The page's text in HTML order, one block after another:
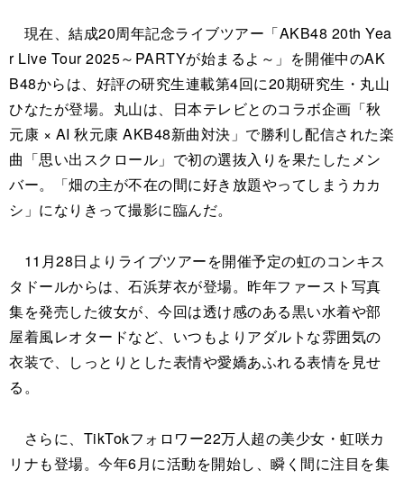
現在、結成20周年記念ライブツアー「AKB48 20th Yea
r Live Tour 2025～PARTYが始まるよ～」を開催中のAK
B48からは、好評の研究生連載第4回に20期研究生・丸山
ひなたが登場。丸山は、日本テレビとのコラボ企画「秋
元康 × AI 秋元康 AKB48新曲対決」で勝利し配信された楽
曲「思い出スクロール」で初の選抜入りを果たしたメン
バー。「畑の主が不在の間に好き放題やってしまうカカ
シ」になりきって撮影に臨んだ。
11月28日よりライブツアーを開催予定の虹のコンキス
タドールからは、石浜芽衣が登場。昨年ファースト写真
集を発売した彼女が、今回は透け感のある黒い水着や部
屋着風レオタードなど、いつもよりアダルトな雰囲気の
衣装で、しっとりとした表情や愛嬌あふれる表情を見せ
る。
さらに、TikTokフォロワー22万人超の美少女・虹咲カ
リナも登場。今年6月に活動を開始し、瞬く間に注目を集